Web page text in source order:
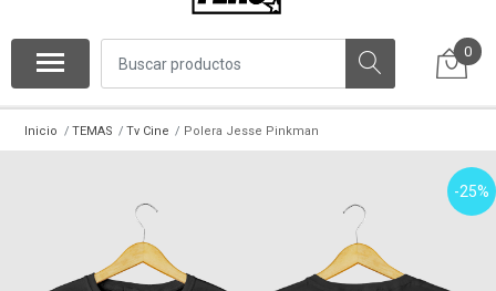
0
Inicio TEMAS Tv Cine Polera Jesse Pinkman
-25%